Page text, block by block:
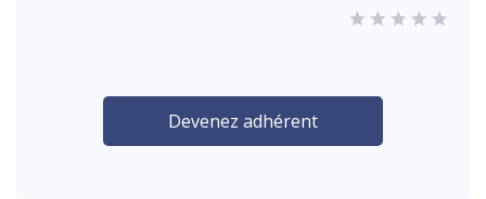
Devenez adhérent